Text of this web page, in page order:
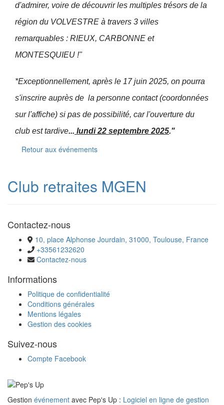
d'admirer, voire de découvrir les multiples trésors de la
région du VOLVESTRE à travers 3 villes
remarquables : RIEUX, CARBONNE et
MONTESQUIEU !"
*Exceptionnellement, après le 17 juin 2025, on pourra
s'inscrire auprès de la personne contact (coordonnées
sur l'affiche) si pas de possibilité, car l'ouverture du
club est tardive... lundi 22 septembre 2025."
Retour aux événements
Club retraites MGEN
Contactez-nous
10, place Alphonse Jourdain, 31000, Toulouse, France
+33561232620
Contactez-nous
Informations
Politique de confidentialité
Conditions générales
Mentions légales
Gestion des cookies
Suivez-nous
Compte Facebook
Gestion événement avec Pep's Up : Logiciel en ligne de gestion